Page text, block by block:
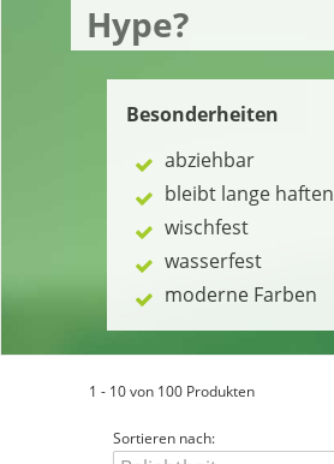
Hype?
Besonderheiten
abziehbar
bleibt lange haften
wischfest
wasserfest
moderne Farben
1 - 10 von 100 Produkten
Sortieren nach: